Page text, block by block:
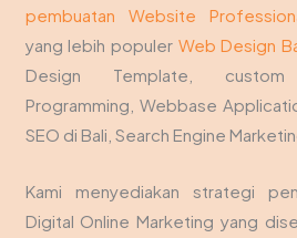
pembuatan Website
yang lebih populer Web Design
Design Template,
Programming, Webbase
SEO di Bali, Search Engine
Kami menyediakan strategi
Digital Online Marketing yang